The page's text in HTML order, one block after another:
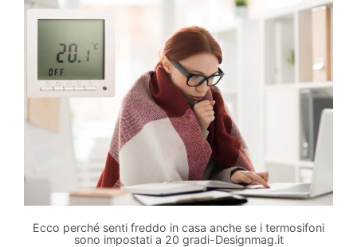
Ecco perché senti freddo in casa anche se i termosifoni
sono impostati a 20 gradi-Designmag.it